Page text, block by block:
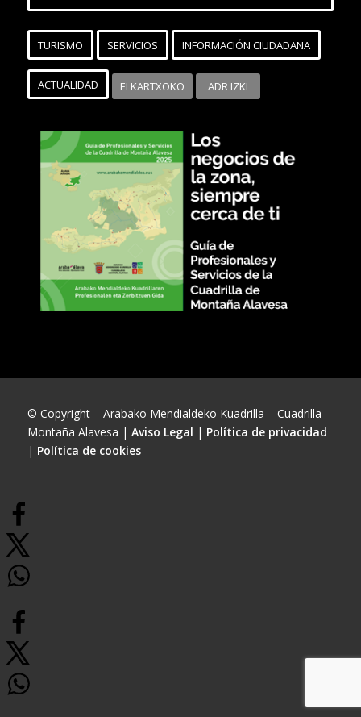
TURISMO SERVICIOS INFORMACIÓN CIUDADANA
ACTUALIDAD ELKARTXOKO ADR IZKI
© Copyright – Arabako Mendialdeko Kuadrilla – Cuadrilla
Montaña Alavesa | Aviso Legal | Política de privacidad
| Política de cookies